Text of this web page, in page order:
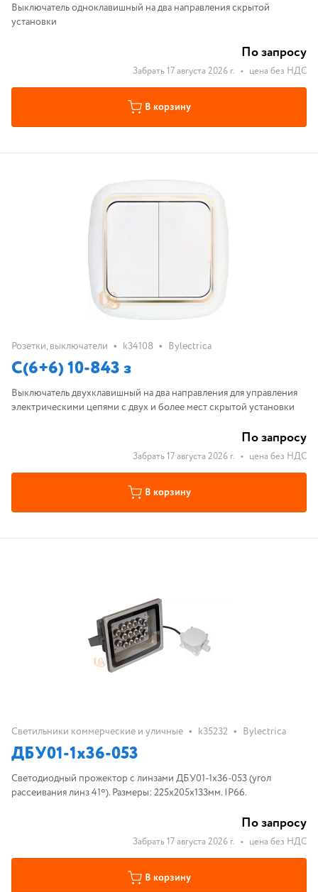
Выключатель одноклавишный на два направления скрытой
установки
По запросу
Забрать 17 августа 2026 г. • цена без НДС
В корзину
Розетки, выключатели • k34108 • Bylectrica
С(6+6) 10-843 з
Выключатель двухклавишный на два направления для управления
электрическими цепями с двух и более мест скрытой установки
По запросу
Забрать 17 августа 2026 г. • цена без НДС
В корзину
Светильники коммерческие и уличные • k35232 • Bylectrica
ДБУ01-1х36-053
Светодиодный прожектор с линзами ДБУ01-1х36-053 (угол
рассеивания линз 41º). Размеры: 225х205х133мм. IP66.
По запросу
Забрать 17 августа 2026 г. • цена без НДС
В корзину